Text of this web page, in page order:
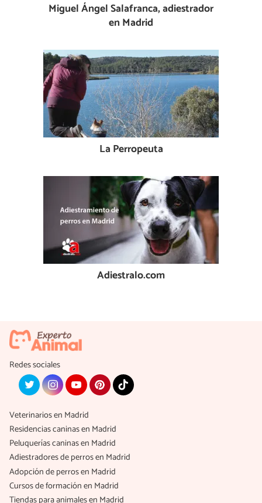
Miguel Ángel Salafranca, adiestrador
en Madrid
La Perropeuta
Adiestralo.com
Redes sociales
Veterinarios en Madrid
Residencias caninas en Madrid
Peluquerías caninas en Madrid
Adiestradores de perros en Madrid
Adopción de perros en Madrid
Cursos de formación en Madrid
Tiendas para animales en Madrid